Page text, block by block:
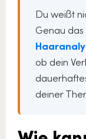
Du weißt
Genau
ob dein
deiner